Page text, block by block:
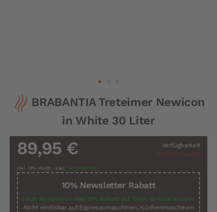
Zum
Anfang
der
BRABANTIA Treteimer Newicon
in White 30 Liter
Verfügbarkeit
Nicht auf Lager
89,95 €
Inkl. 19% MwSt. , exkl. Versandkosten
10% Newsletter Rabatt
Jetzt abonnieren und 10% Rabatt auf Ihren Einkauf sichern.
Nicht einlösbar auf Espressomaschinen, Küchenmaschinen